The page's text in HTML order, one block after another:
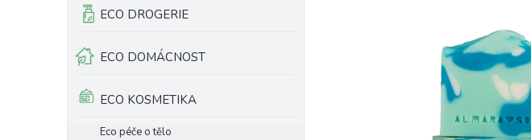
n
ECO DROGERIE
ECO DOMÁCNOST
ECO KOSMETIKA
Eco péče o tělo